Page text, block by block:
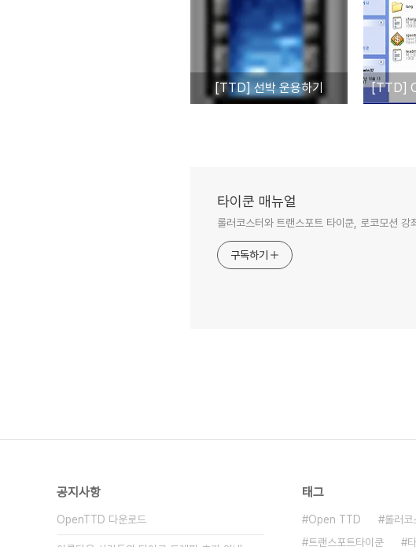
[TTD] 선박 운용하기
타이쿤 매뉴얼
롤러코스터와 트랜스포트 타이쿤, 로코모션 강
구독하기
공지사항
OpenTTD 다운로드
태그
Open TTD 롤러코
트랜스포트타이쿤